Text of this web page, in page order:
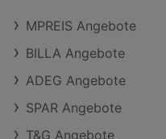
MPREIS Angebote
BILLA Angebote
ADEG Angebote
SPAR Angebote
T&G Angebote